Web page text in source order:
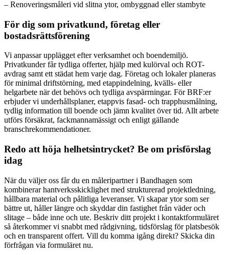
– Renoveringsmåleri vid slitna ytor, ombyggnad eller stambyte
För dig som privatkund, företag eller
bostadsrättsförening
Vi anpassar upplägget efter verksamhet och boendemiljö.
Privatkunder får tydliga offerter, hjälp med kulörval och ROT-
avdrag samt ett städat hem varje dag. Företag och lokaler planeras
för minimal driftstörning, med etappindelning, kvälls- eller
helgarbete när det behövs och tydliga avspärrningar. För BRF:er
erbjuder vi underhållsplaner, etappvis fasad- och trapphusmålning,
tydlig information till boende och jämn kvalitet över tid. Allt arbete
utförs försäkrat, fackmannamässigt och enligt gällande
branschrekommendationer.
Redo att höja helhetsintrycket? Be om prisförslag
idag
När du väljer oss får du en måleripartner i Bandhagen som
kombinerar hantverksskicklighet med strukturerad projektledning,
hållbara material och pålitliga leveranser. Vi skapar ytor som ser
bättre ut, håller längre och skyddar din fastighet från väder och
slitage – både inne och ute. Beskriv ditt projekt i kontaktformuläret
så återkommer vi snabbt med rådgivning, tidsförslag för platsbesök
och en transparent offert. Vill du komma igång direkt? Skicka din
förfrågan via formuläret nu.